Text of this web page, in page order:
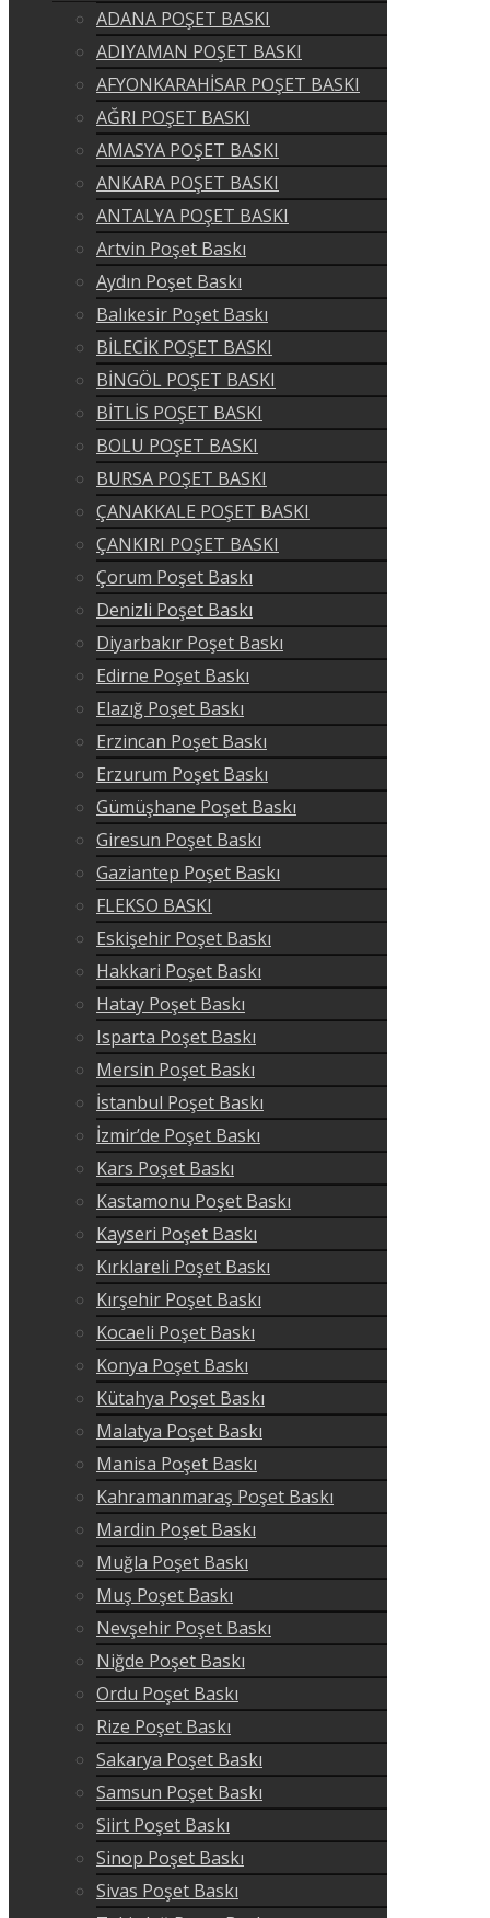
ADANA POŞET BASKI
ADIYAMAN POŞET BASKI
AFYONKARAHİSAR POŞET BASKI
AĞRI POŞET BASKI
AMASYA POŞET BASKI
ANKARA POŞET BASKI
ANTALYA POŞET BASKI
Artvin Poşet Baskı
Aydın Poşet Baskı
Balıkesir Poşet Baskı
BİLECİK POŞET BASKI
BİNGÖL POŞET BASKI
BİTLİS POŞET BASKI
BOLU POŞET BASKI
BURSA POŞET BASKI
ÇANAKKALE POŞET BASKI
ÇANKIRI POŞET BASKI
Çorum Poşet Baskı
Denizli Poşet Baskı
Diyarbakır Poşet Baskı
Edirne Poşet Baskı
Elazığ Poşet Baskı
Erzincan Poşet Baskı
Erzurum Poşet Baskı
Gümüşhane Poşet Baskı
Giresun Poşet Baskı
Gaziantep Poşet Baskı
FLEKSO BASKI
Eskişehir Poşet Baskı
Hakkari Poşet Baskı
Hatay Poşet Baskı
Isparta Poşet Baskı
Mersin Poşet Baskı
İstanbul Poşet Baskı
İzmir’de Poşet Baskı
Kars Poşet Baskı
Kastamonu Poşet Baskı
Kayseri Poşet Baskı
Kırklareli Poşet Baskı
Kırşehir Poşet Baskı
Kocaeli Poşet Baskı
Konya Poşet Baskı
Kütahya Poşet Baskı
Malatya Poşet Baskı
Manisa Poşet Baskı
Kahramanmaraş Poşet Baskı
Mardin Poşet Baskı
Muğla Poşet Baskı
Muş Poşet Baskı
Nevşehir Poşet Baskı
Niğde Poşet Baskı
Ordu Poşet Baskı
Rize Poşet Baskı
Sakarya Poşet Baskı
Samsun Poşet Baskı
Siirt Poşet Baskı
Sinop Poşet Baskı
Sivas Poşet Baskı